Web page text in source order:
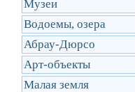
Музеи
Водоемы, озера
Абрау-Дюрсо
Арт-объекты
Малая земля